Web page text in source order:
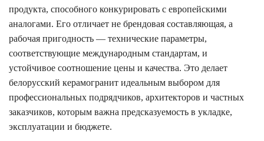
продукта, способного конкурировать с европейскими
аналогами. Его отличает не брендовая составляющая, а
рабочая пригодность — технические параметры,
соответствующие международным стандартам, и
устойчивое соотношение цены и качества. Это делает
белорусский керамогранит идеальным выбором для
профессиональных подрядчиков, архитекторов и частных
заказчиков, которым важна предсказуемость в укладке,
эксплуатации и бюджете.